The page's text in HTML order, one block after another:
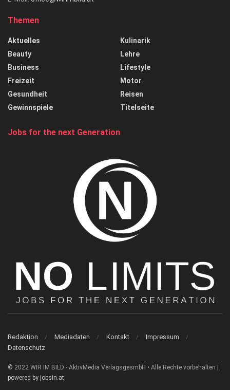
Themen
Aktuelles
Beauty
Business
Freizeit
Gesundheit
Gewinnspiele
Kulinarik
Lehre
Lifestyle
Motor
Reisen
Titelseite
Jobs for the next Generation
Redaktion Mediadaten Kontakt
Impressum
Datenschutz
© 2022 WIR IM BILD - AktivMedia VerlagsgesmbH • Alle Rechte vorbehalten |
powered by jobsin.at